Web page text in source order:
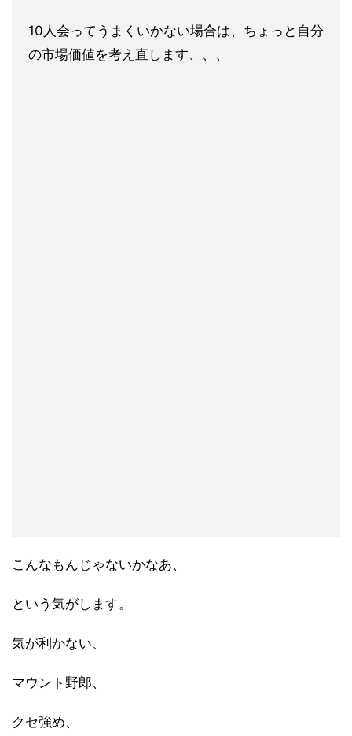
10人会ってうまくいかない場合は、ちょっと自分
の市場価値を考え直します、、、
こんなもんじゃないかなあ、
という気がします。
気が利かない、
マウント野郎、
クセ強め、